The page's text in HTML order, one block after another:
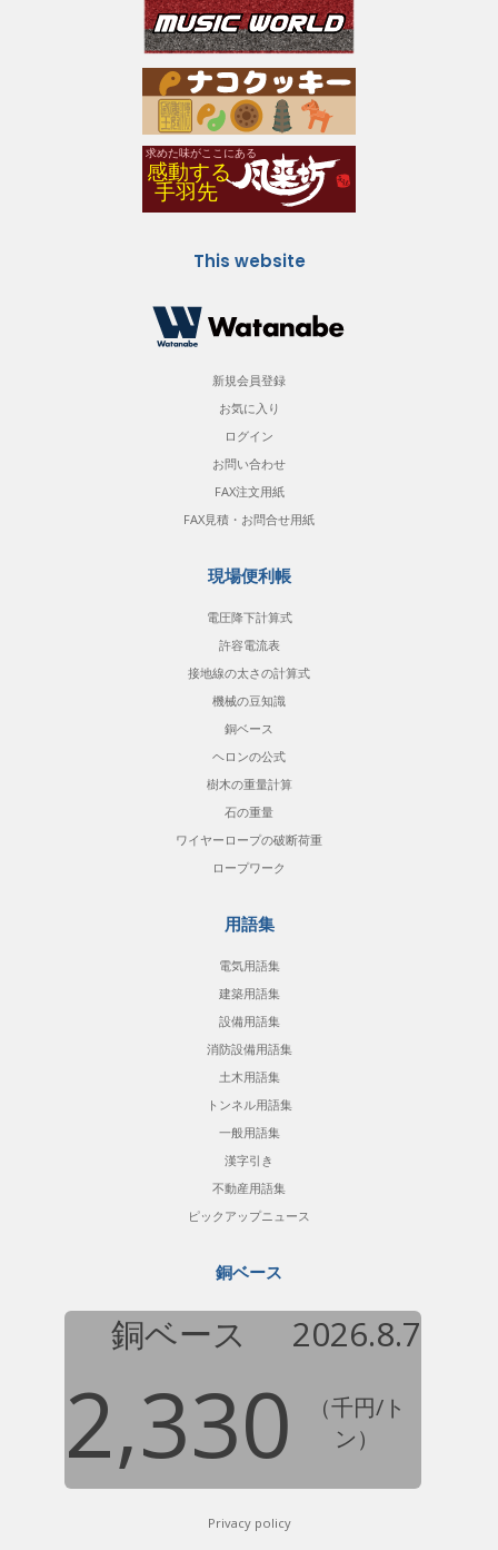
This website
新規会員登録
お気に入り
ログイン
お問い合わせ
FAX注文用紙
FAX見積・お問合せ用紙
現場便利帳
電圧降下計算式
許容電流表
接地線の太さの計算式
機械の豆知識
銅ベース
ヘロンの公式
樹木の重量計算
石の重量
ワイヤーロープの破断荷重
ロープワーク
用語集
電気用語集
建築用語集
設備用語集
消防設備用語集
土木用語集
トンネル用語集
一般用語集
漢字引き
不動産用語集
ピックアップニュース
銅ベース
銅ベース 2026.8.7
2,330
（千円/ト
ン）
Privacy policy